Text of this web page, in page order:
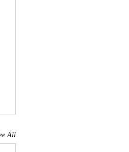
All